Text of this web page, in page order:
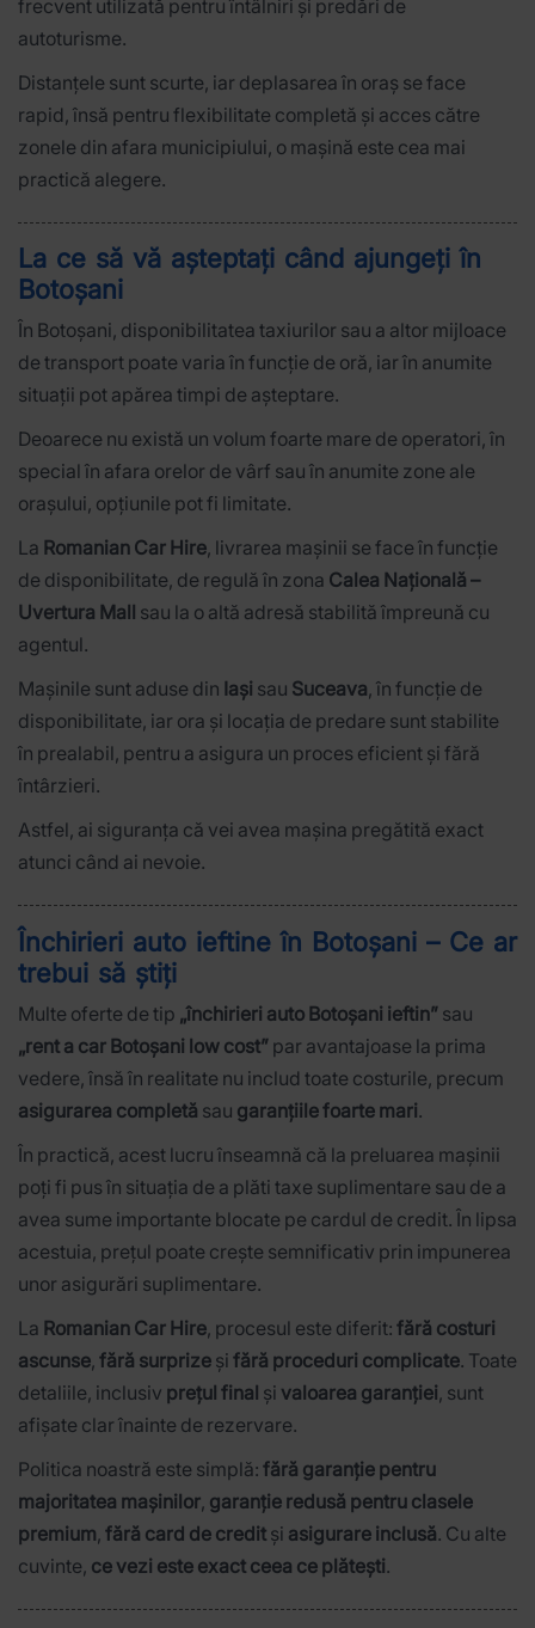
frecvent utilizată pentru întâlniri și predări de
autoturisme.
Distanțele sunt scurte, iar deplasarea în oraș se face
rapid, însă pentru flexibilitate completă și acces către
zonele din afara municipiului, o mașină este cea mai
practică alegere.
La ce să vă așteptați când ajungeți în
Botoșani
În Botoșani, disponibilitatea taxiurilor sau a altor mijloace
de transport poate varia în funcție de oră, iar în anumite
situații pot apărea timpi de așteptare.
Deoarece nu există un volum foarte mare de operatori, în
special în afara orelor de vârf sau în anumite zone ale
orașului, opțiunile pot fi limitate.
La Romanian Car Hire, livrarea mașinii se face în funcție
de disponibilitate, de regulă în zona Calea Națională –
Uvertura Mall sau la o altă adresă stabilită împreună cu
agentul.
Mașinile sunt aduse din Iași sau Suceava, în funcție de
disponibilitate, iar ora și locația de predare sunt stabilite
în prealabil, pentru a asigura un proces eficient și fără
întârzieri.
Astfel, ai siguranța că vei avea mașina pregătită exact
atunci când ai nevoie.
Închirieri auto ieftine în Botoșani – Ce ar
trebui să știți
Multe oferte de tip „închirieri auto Botoșani ieftin” sau
„rent a car Botoșani low cost” par avantajoase la prima
vedere, însă în realitate nu includ toate costurile, precum
asigurarea completă sau garanțiile foarte mari.
În practică, acest lucru înseamnă că la preluarea mașinii
poți fi pus în situația de a plăti taxe suplimentare sau de a
avea sume importante blocate pe cardul de credit. În lipsa
acestuia, prețul poate crește semnificativ prin impunerea
unor asigurări suplimentare.
La Romanian Car Hire, procesul este diferit: fără costuri
ascunse, fără surprize și fără proceduri complicate. Toate
detaliile, inclusiv prețul final și valoarea garanției, sunt
afișate clar înainte de rezervare.
Politica noastră este simplă: fără garanție pentru
majoritatea mașinilor, garanție redusă pentru clasele
premium, fără card de credit și asigurare inclusă. Cu alte
cuvinte, ce vezi este exact ceea ce plătești.